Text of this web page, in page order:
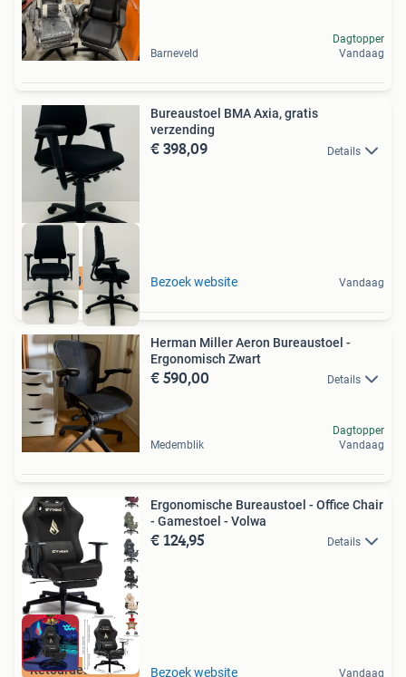
Barneveld
Dagtopper
Vandaag
4 jaar garantie
Bureaustoel BMA Axia, gratis
verzending
€ 398,09 Details
Bezoek website Vandaag
Herman Miller Aeron Bureaustoel -
Ergonomisch Zwart
€ 590,00 Details
Medemblik
Dagtopper
Vandaag
Retourdeal Korting
Ergonomische Bureaustoel - Office Chair
- Gamestoel - Volwa
€ 124,95 Details
Bezoek website Vandaag